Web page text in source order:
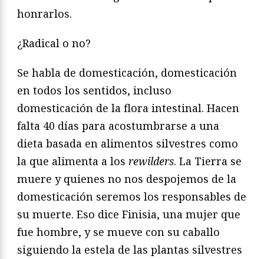
honrarlos.
¿Radical o no?
Se habla de domesticación, domesticación
en todos los sentidos, incluso
domesticación de la flora intestinal. Hacen
falta 40 días para acostumbrarse a una
dieta basada en alimentos silvestres como
la que alimenta a los rewilders. La Tierra se
muere y quienes no nos despojemos de la
domesticación seremos los responsables de
su muerte. Eso dice Finisia, una mujer que
fue hombre, y se mueve con su caballo
siguiendo la estela de las plantas silvestres